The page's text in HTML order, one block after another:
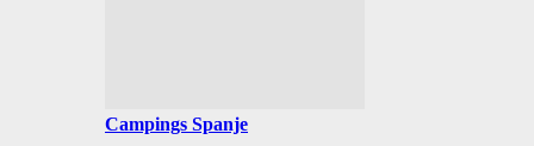
Campings Spanje